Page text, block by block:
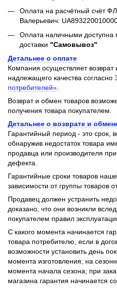
Оплата на расчётный счёт
Валерьевич:
Оплата наличными доступна
доставки "Самовывоз"
Детальнее о оплате
Компания осуществляет возврат
надлежащего качества согласно
потребителей»
Возврат и обмен товаров
получения товара покупателем.
Детальнее о возврате и
Гарантийный период - это срок,
обнаружив недостаток товара
продавца или производителя
дефекта.
Гарантийные сроки товаров
зависимости от группы товаров
Продавец должен устранить
доказано, что они возникли
покупателем правил
С какого момента начинается
товара потребителю, если в
возможности установить день
момента изготовления; на
момента начала сезона; при
магазина гарантия начинается